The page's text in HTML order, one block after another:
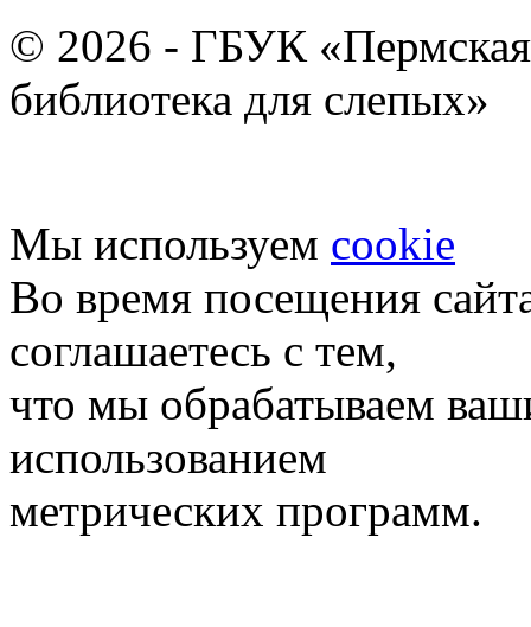
© 2026 - ГБУК «Пермская
библиотека для слепых»
Мы используем cookie
Во время посещения
соглашаетесь с тем,
что мы обрабатываем
использованием
метрических программ.